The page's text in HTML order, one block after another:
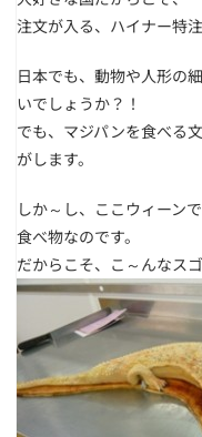
注文が入る、ハイナー特
日本でも、動物や人形の
いでしょうか？！
でも、マジパンを食べる
がします。
しか～し、ここウィーン
食べ物なのです。
だからこそ、こ～んなス